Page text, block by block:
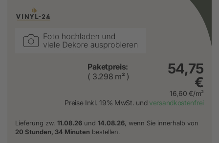
54,75
€
16,60 €/m²
Paketpreis:
( 3.298 m² )
Preise Inkl. 19% MwSt. und versandkostenfrei
Lieferung zw. 11.08.26 und 14.08.26, wenn Sie innerhalb von
20 Stunden, 34 Minuten bestellen.